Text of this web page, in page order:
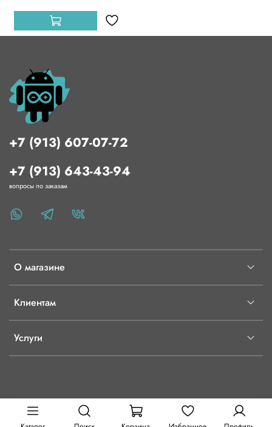
О магазине
Клиентам
Услуги
+7 (913) 607-07-72
+7 (913) 643-43-94
вопросы по заказам